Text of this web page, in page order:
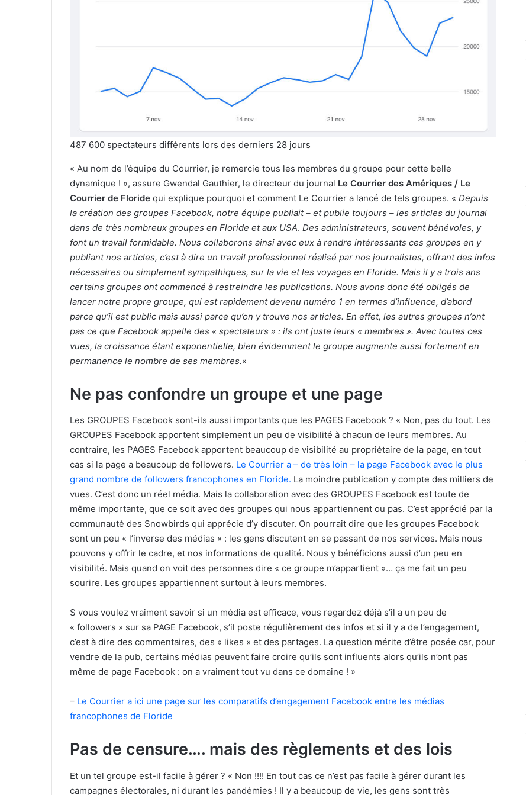
487 600 spectateurs différents lors des derniers 28 jours
« Au nom de l’équipe du Courrier, je remercie tous les membres du groupe pour cette belle
dynamique ! », assure Gwendal Gauthier, le directeur du journal Le Courrier des Amériques / Le
Courrier de Floride qui explique pourquoi et comment Le Courrier a lancé de tels groupes. « Depuis
la création des groupes Facebook, notre équipe publiait – et publie toujours – les articles du journal
dans de très nombreux groupes en Floride et aux USA. Des administrateurs, souvent bénévoles, y
font un travail formidable. Nous collaborons ainsi avec eux à rendre intéressants ces groupes en y
publiant nos articles, c’est à dire un travail professionnel réalisé par nos journalistes, offrant des infos
nécessaires ou simplement sympathiques, sur la vie et les voyages en Floride. Mais il y a trois ans
certains groupes ont commencé à restreindre les publications. Nous avons donc été obligés de
lancer notre propre groupe, qui est rapidement devenu numéro 1 en termes d’influence, d’abord
parce qu’il est public mais aussi parce qu’on y trouve nos articles. En effet, les autres groupes n’ont
pas ce que Facebook appelle des « spectateurs » : ils ont juste leurs « membres ». Avec toutes ces
vues, la croissance étant exponentielle, bien évidemment le groupe augmente aussi fortement en
permanence le nombre de ses membres.«
Ne pas confondre un groupe et une page
Les GROUPES Facebook sont-ils aussi importants que les PAGES Facebook ? « Non, pas du tout. Les
GROUPES Facebook apportent simplement un peu de visibilité à chacun de leurs membres. Au
contraire, les PAGES Facebook apportent beaucoup de visibilité au propriétaire de la page, en tout
cas si la page a beaucoup de followers. Le Courrier a – de très loin – la page Facebook avec le plus
grand nombre de followers francophones en Floride. La moindre publication y compte des milliers de
vues. C’est donc un réel média. Mais la collaboration avec des GROUPES Facebook est toute de
même importante, que ce soit avec des groupes qui nous appartiennent ou pas. C’est apprécié par la
communauté des Snowbirds qui apprécie d’y discuter. On pourrait dire que les groupes Facebook
sont un peu « l’inverse des médias » : les gens discutent en se passant de nos services. Mais nous
pouvons y offrir le cadre, et nos informations de qualité. Nous y bénéficions aussi d’un peu en
visibilité. Mais quand on voit des personnes dire « ce groupe m’appartient »… ça me fait un peu
sourire. Les groupes appartiennent surtout à leurs membres.
S vous voulez vraiment savoir si un média est efficace, vous regardez déjà s’il a un peu de
« followers » sur sa PAGE Facebook, s’il poste régulièrement des infos et si il y a de l’engagement,
c’est à dire des commentaires, des « likes » et des partages. La question mérite d’être posée car, pour
vendre de la pub, certains médias peuvent faire croire qu’ils sont influents alors qu’ils n’ont pas
même de page Facebook : on a vraiment tout vu dans ce domaine ! »
– Le Courrier a ici une page sur les comparatifs d’engagement Facebook entre les médias
francophones de Floride
Pas de censure…. mais des règlements et des lois
Et un tel groupe est-il facile à gérer ? « Non !!!! En tout cas ce n’est pas facile à gérer durant les
campagnes électorales, ni durant les pandémies ! Il y a beaucoup de vie, les gens sont très